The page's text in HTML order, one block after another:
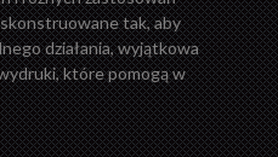
tak, aby
działania, wyjątkowa
które pomogą w